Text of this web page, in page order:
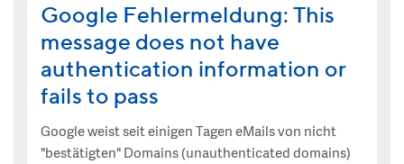
Google Fehlermeldung: This
message does not have
authentication information or
fails to pass
Google weist seit einigen Tagen eMails von nicht
"bestätigten" Domains (unauthenticated domains)